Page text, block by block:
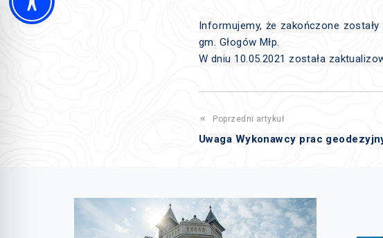
Informujemy, że zakończone
gm. Głogów Młp.
W dniu 10.05.2021 została
Poprzedni artykuł
Uwaga Wykonawcy prac